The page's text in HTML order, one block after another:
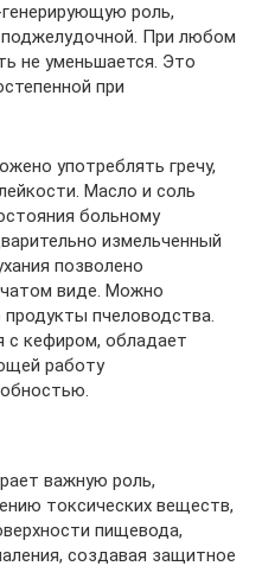
роль,
При любом
не уменьшается. Это
при
употреблять гречу,
Масло и соль
больному
измельченный
позволено
виде. Можно
пчеловодства.
с кефиром, обладает
работу
важную роль,
токсических веществ,
пищевода,
создавая защитное